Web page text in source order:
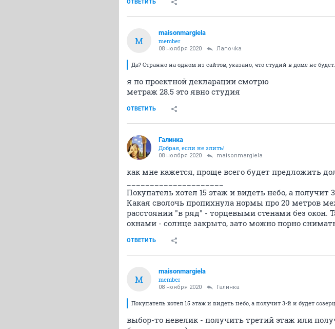
ОТВЕТИТЬ
M
maisonmargiela
member
08 ноября 2020 Лапочkа
Да? Странно на одном из сайтов, указано, что студий в доме не будет.
я по проектной декларации смотрю
метраж 28.5 это явно студия
ОТВЕТИТЬ
Галинка
Добрая, если не злить!
08 ноября 2020 maisonmargiela
как мне кажется, проще всего будет предложить
Покупатель хотел 15 этаж и видеть небо, а
Какая сволочь пропихнула нормы про 20 метров
расстоянии "в ряд" - торцевыми стенами без
окнами - солнце закрыто, зато можно порно
ОТВЕТИТЬ
M
maisonmargiela
member
08 ноября 2020 Галинка
Покупатель хотел 15 этаж и видеть небо, а получит 3-й и будет
выбор-то невелик - получить третий этаж или